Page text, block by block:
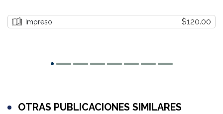
Impreso $120.00
OTRAS PUBLICACIONES SIMILARES